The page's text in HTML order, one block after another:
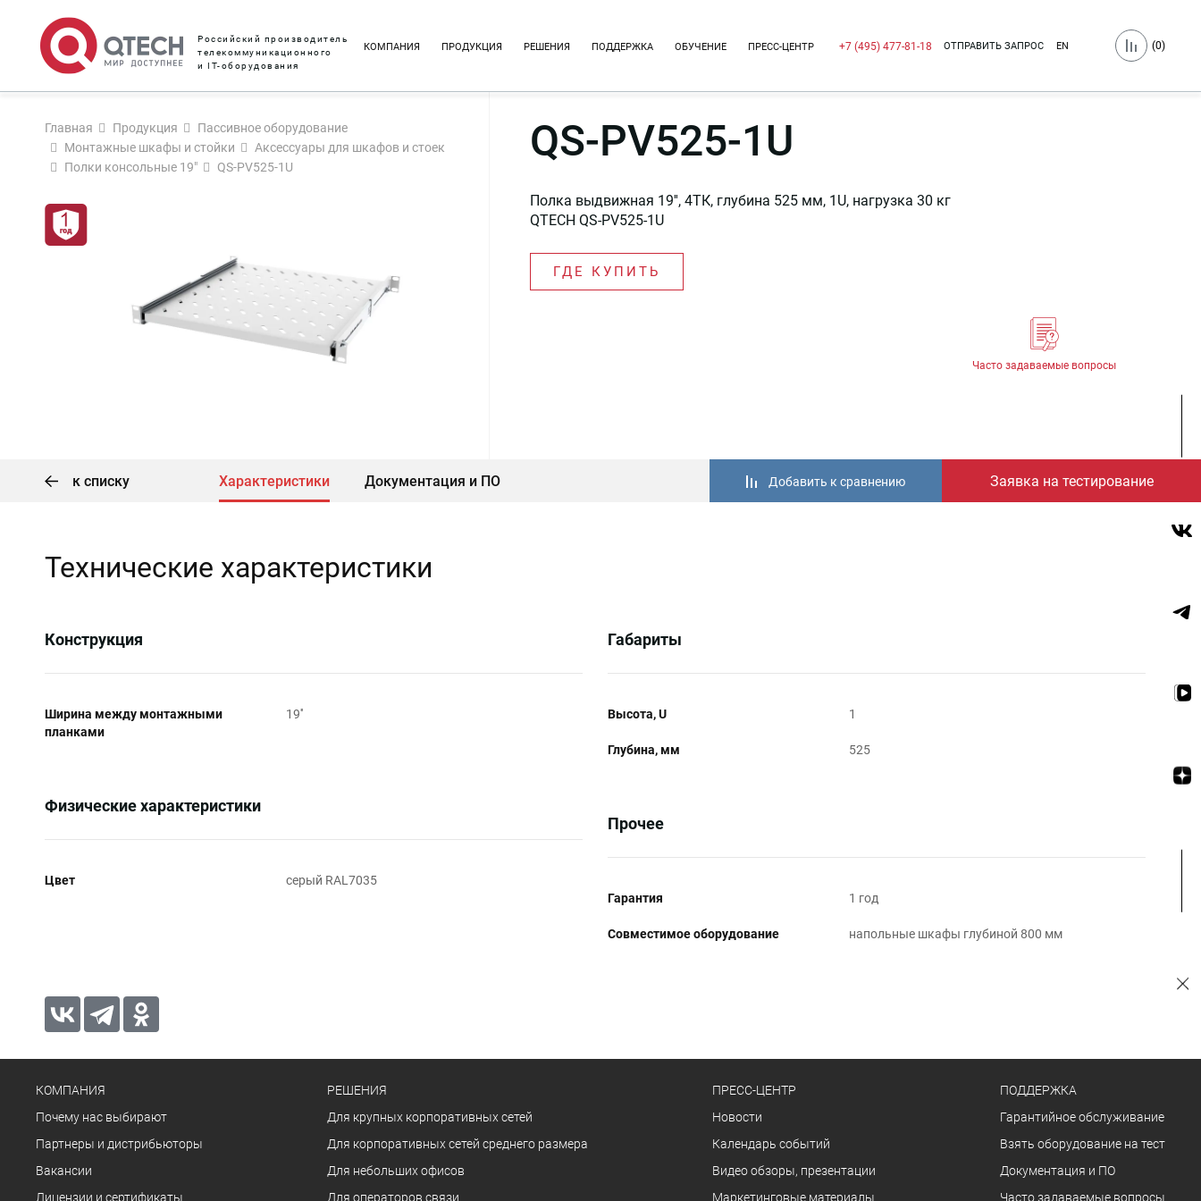
Российский производитель
телекоммуникационного
и IT-оборудования
КОМПАНИЯ ПРОДУКЦИЯ РЕШЕНИЯ ПОДДЕРЖКА ОБУЧЕНИЕ ПРЕСС-ЦЕНТР +7 (495) 477-81-18 ОТПРАВИТЬ ЗАПРОС EN (0)
Главная Продукция
Пассивное оборудование
Монтажные шкафы и стойки
Аксессуары для шкафов и стоек
Полки консольные 19"
QS-PV525-1U
QS-PV525-1U
Полка выдвижная 19'', 4ТК, глубина 525 мм, 1U, нагрузка 30 кг
QTECH QS-PV525-1U
ГДЕ КУПИТЬ
Часто задаваемые вопросы
к списку Характеристики Документация и ПО Заявка на тестирование
Добавить к сравнению
Технические характеристики
Конструкция
Ширина между монтажными
планками
19''
Физические характеристики
Цвет серый RAL7035
Габариты
Высота, U 1
Глубина, мм 525
Прочее
Гарантия 1 год
Совместимое оборудование напольные шкафы глубиной 800 мм
КОМПАНИЯ
Почему нас выбирают
Партнеры и дистрибьюторы
Вакансии
Лицензии и сертификаты
РЕШЕНИЯ
Для крупных корпоративных сетей
Для корпоративных сетей среднего размера
Для небольших офисов
Для операторов связи
ПРЕСС-ЦЕНТР
Новости
Календарь событий
Видео обзоры, презентации
Маркетинговые материалы
ПОДДЕРЖКА
Гарантийное обслуживание
Взять оборудование на тест
Документация и ПО
Часто задаваемые вопросы